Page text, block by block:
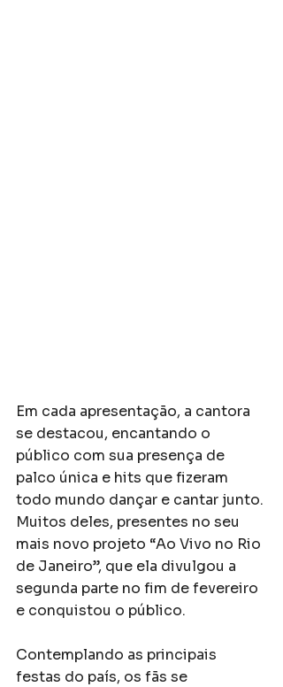
Em cada apresentação, a cantora
se destacou, encantando o
público com sua presença de
palco única e hits que fizeram
todo mundo dançar e cantar junto.
Muitos deles, presentes no seu
mais novo projeto “Ao Vivo no Rio
de Janeiro”, que ela divulgou a
segunda parte no fim de fevereiro
e conquistou o público.
Contemplando as principais
festas do país, os fãs se